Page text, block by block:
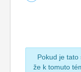
Pokud je tato
že k tomuto